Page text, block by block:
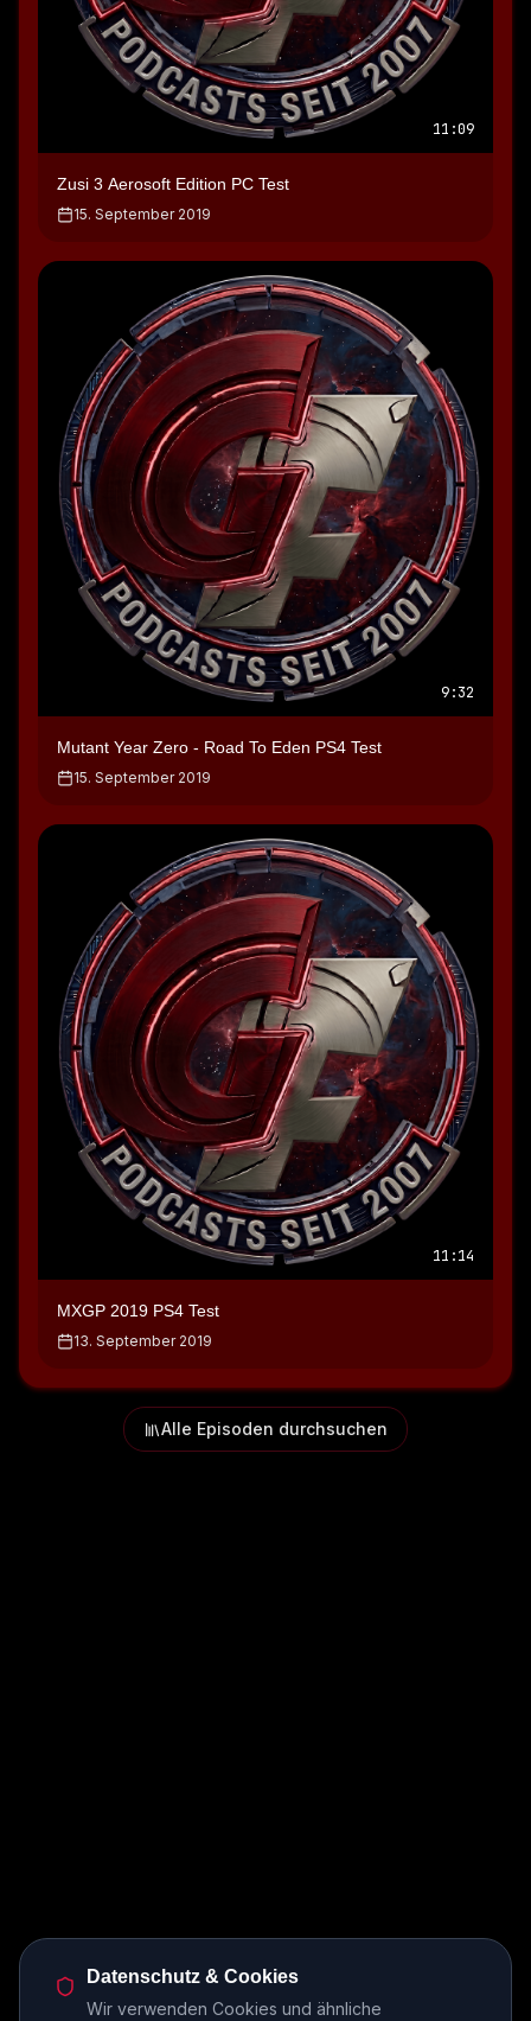
11:09
Zusi 3 Aerosoft Edition PC Test
15. September 2019
9:32
Mutant Year Zero - Road To Eden PS4 Test
15. September 2019
11:14
MXGP 2019 PS4 Test
13. September 2019
Alle Episoden durchsuchen
Datenschutz & Cookies
Wir verwenden Cookies und ähnliche